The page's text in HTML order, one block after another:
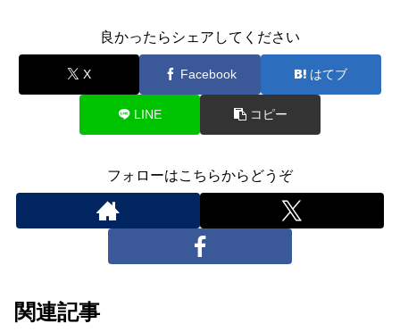
良かったらシェアしてください
X Facebook はてブ
LINE コピー
フォローはこちらからどうぞ
関連記事